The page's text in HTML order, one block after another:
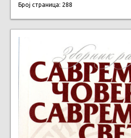
Број страница: 288